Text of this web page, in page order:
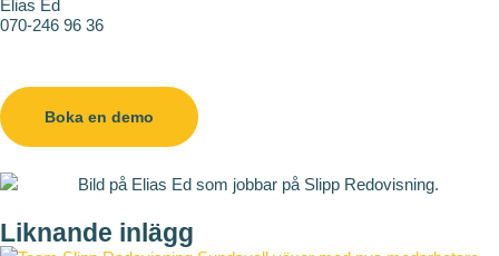
Elias Ed
070-246 96 36
Boka en demo
Liknande inlägg